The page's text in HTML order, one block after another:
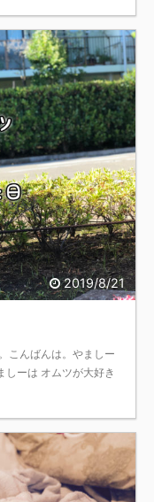
2019/8/21
こんばんは。やましー
ーは オムツが大好き